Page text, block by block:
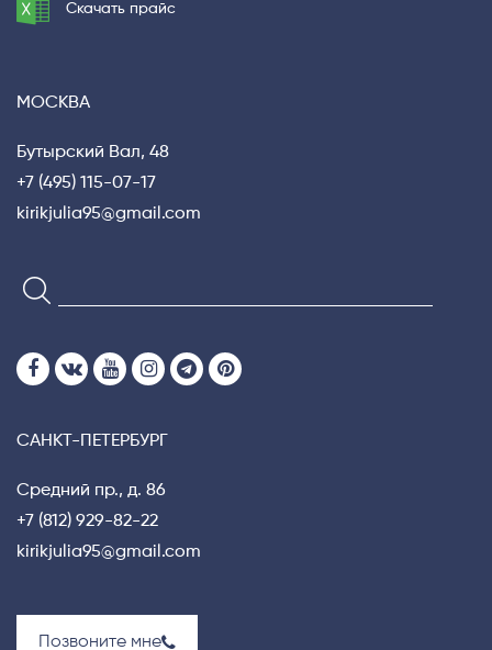
Скачать прайс
МОСКВА
Бутырский Вал, 48
+7 (495) 115-07-17
kirikjulia95@gmail.com
САНКТ-ПЕТЕРБУРГ
Средний пр., д. 86
+7 (812) 929-82-22
kirikjulia95@gmail.com
Позвоните мне